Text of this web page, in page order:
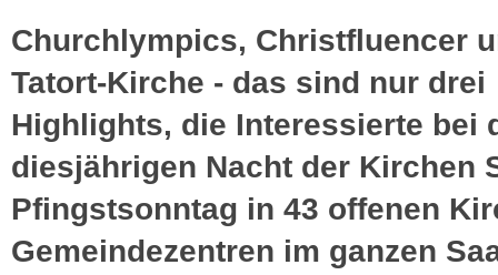
Churchlympics, Christfluencer
Tatort-Kirche - das sind nur drei
Highlights, die Interessierte bei
diesjährigen Nacht der Kirchen
Pfingstsonntag in 43 offenen
Gemeindezentren im ganzen